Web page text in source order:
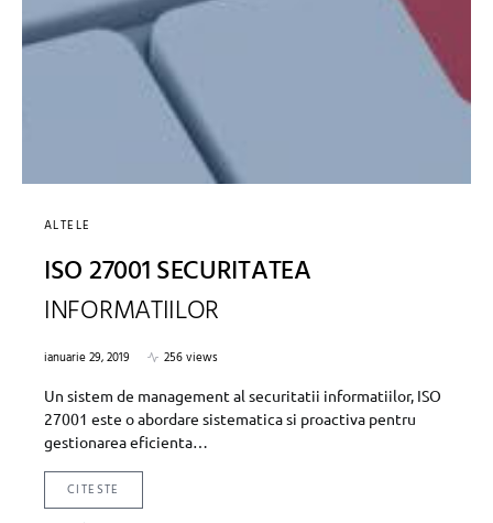
ALTELE
ISO 27001 SECURITATEA
INFORMATIILOR
ianuarie 29, 2019
256 views
Un sistem de management al securitatii informatiilor, ISO
27001 este o abordare sistematica si proactiva pentru
gestionarea eficienta…
CITESTE